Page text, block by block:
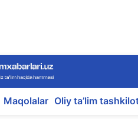
Maqolalar Oliy ta’lim